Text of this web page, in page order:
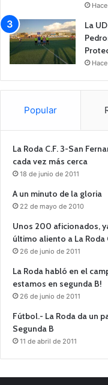
La
Popular
La Roda C.F. 3-San
cada vez más cerca
18 de junio de 2011
A un minuto de la gloria
22 de mayo de 2010
Unos 200 aficionados,
último aliento a La Roda
26 de junio de 2011
La Roda habló en el
estamos en segunda B!
26 de junio de 2011
Fútbol.- La Roda da un
Segunda B
11 de abril de 2011